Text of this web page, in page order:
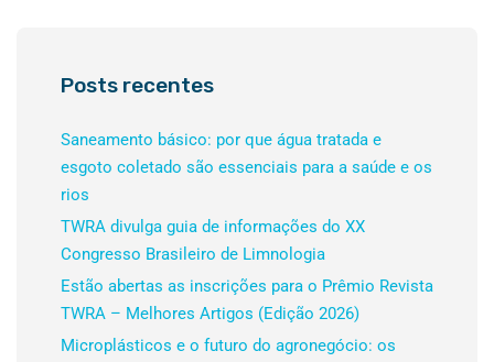
Posts recentes
Saneamento básico: por que água tratada e
esgoto coletado são essenciais para a saúde e os
rios
TWRA divulga guia de informações do XX
Congresso Brasileiro de Limnologia
Estão abertas as inscrições para o Prêmio Revista
TWRA – Melhores Artigos (Edição 2026)
Microplásticos e o futuro do agronegócio: os